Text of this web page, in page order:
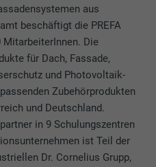
aus
beschäftigt die PREFA
MitarbeiterInnen. Die
für Dach, Fassade,
und Photovoltaik-
Zubehörprodukten
und Deutschland.
in 9 Schulungszentren
ist Teil der
Dr. Cornelius Grupp,